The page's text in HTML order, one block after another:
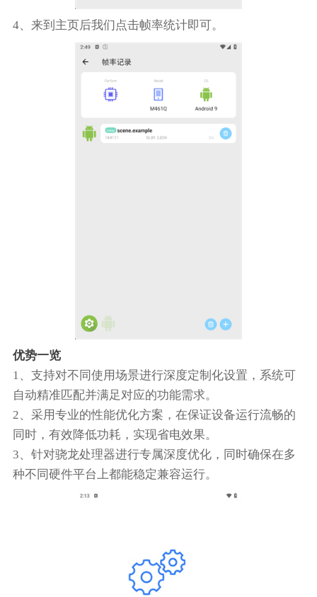
4、来到主页后我们点击帧率统计即可。
优势一览
1、支持对不同使用场景进行深度定制化设置，系统可
自动精准匹配并满足对应的功能需求。
2、采用专业的性能优化方案，在保证设备运行流畅的
同时，有效降低功耗，实现省电效果。
3、针对骁龙处理器进行专属深度优化，同时确保在多
种不同硬件平台上都能稳定兼容运行。